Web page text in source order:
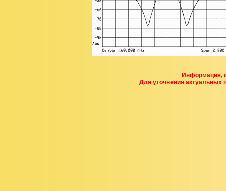
Информация,
Для уточнения актуальных